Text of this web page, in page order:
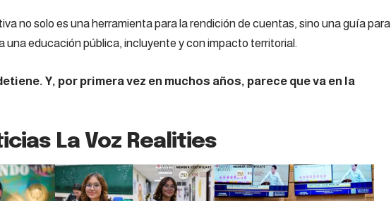
no solo es una herramienta para la rendición de cuentas, sino una guía para
una educación pública, incluyente y con impacto territorial.
Y, por primera vez en muchos años, parece que va en la
La Voz Realities